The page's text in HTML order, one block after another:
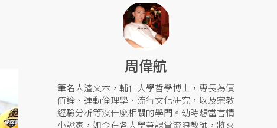
周偉航
筆名人渣文本，輔仁大學哲學博士，專長為價
值論、運動倫理學、流行文化研究，以及宗教
經驗分析等沒什麼相關的學門。幼時想當言情
小說家，如今在各大學兼課當流浪教師，將來